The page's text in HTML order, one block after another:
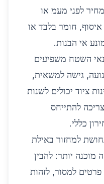
לפני מעמ או
חומר בלבד או
אי הבנות.
השטח משפיעים
גישה למשאית,
ציוד יכולים לשנות
להתייחס
כללי.
למחזור באילת
מוכנה יותר: להבין
למסור, לזהות